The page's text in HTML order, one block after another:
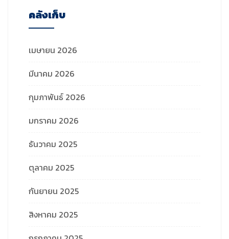
คลังเก็บ
เมษายน 2026
มีนาคม 2026
กุมภาพันธ์ 2026
มกราคม 2026
ธันวาคม 2025
ตุลาคม 2025
กันยายน 2025
สิงหาคม 2025